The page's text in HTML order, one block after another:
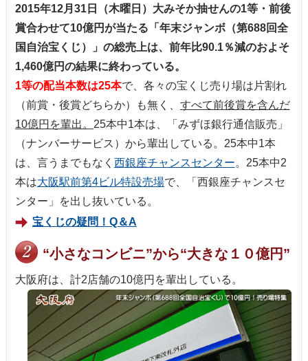
2015年12月31日（木曜日）大みそか抽せんの1等・前後
賞合わせて10億円が当たる「年末ジャンボ（第688回全
国自治宝くじ）」の総売上は、前年比90.1％減のおよそ
1,460億円の結果に終わっている。
1等の配当本数は25本で、各々の宝くじ売り場は片割れ
（前賞・後賞どちらか）も無く、 すべて前後賞を含んだ
10億円を輩出。 25本中1本は、「みずほ銀行通信販売」
（ナンバーサービス）から輩出している。25本中1本
は、言うまでもなく 西銀座チャンスセンター。25本中2
本は大阪駅前第4ビル特設売場で、「西銀座チャンスセ
ンター」を出し抜いている。
宝くじの疑問！Q＆A
“小さなコンビニ”から“大きな１０億円”
大阪府は、計2店舗の10億円を輩出している。